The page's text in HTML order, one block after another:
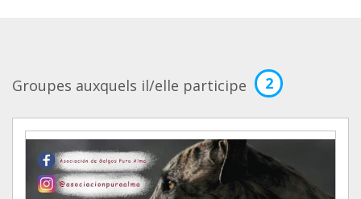
Groupes auxquels il/elle participe 2